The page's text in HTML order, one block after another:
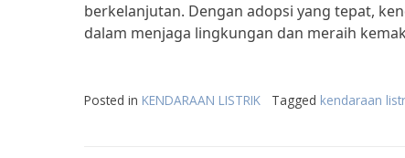
berkelanjutan. Dengan adopsi yang tepat,
dalam menjaga lingkungan dan meraih
Posted in KENDARAAN LISTRIK Tagged kendaraan